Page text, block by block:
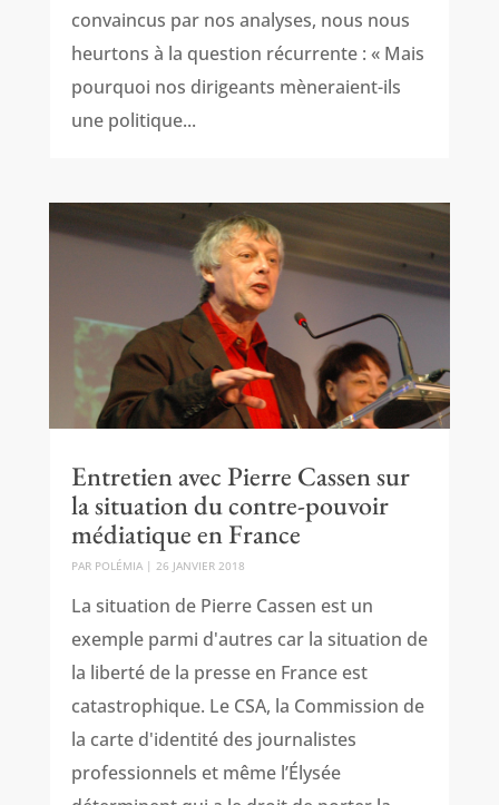
convaincus par nos analyses, nous nous
heurtons à la question récurrente : « Mais
pourquoi nos dirigeants mèneraient-ils
une politique...
Entretien avec Pierre Cassen sur
la situation du contre-pouvoir
médiatique en France
PAR POLÉMIA| 26 JANVIER 2018
La situation de Pierre Cassen est un
exemple parmi d'autres car la situation de
la liberté de la presse en France est
catastrophique. Le CSA, la Commission de
la carte d'identité des journalistes
professionnels et même l’Élysée